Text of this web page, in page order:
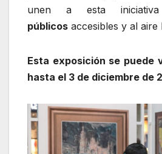
unen a esta
públicos accesibles y al aire
Esta exposición se puede
hasta el 3 de diciembre de